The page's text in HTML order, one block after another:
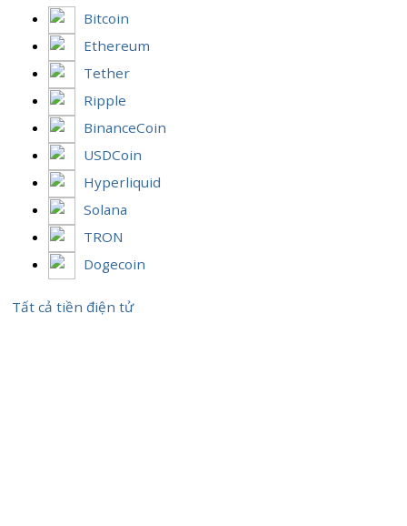
Bitcoin
Ethereum
Tether
Ripple
BinanceCoin
USDCoin
Hyperliquid
Solana
TRON
Dogecoin
Tất cả tiền điện tử